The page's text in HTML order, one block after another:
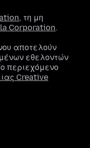
, τη μη
Corporation.
αποτελούν
εθελοντών
περιεχόμενο
Creative